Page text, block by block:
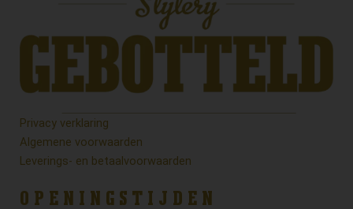
Privacy verklaring
Algemene voorwaarden
Leverings- en betaalvoorwaarden
OPENINGSTIJDEN